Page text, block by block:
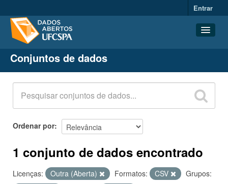
Entrar
Conjuntos de dados
Organizações
Grupos
Sobre
Conjuntos de dados
Ordenar por
1 conjunto de dados encontrado
Licenças: Outra (Aberta) Formatos: CSV
Grupos: